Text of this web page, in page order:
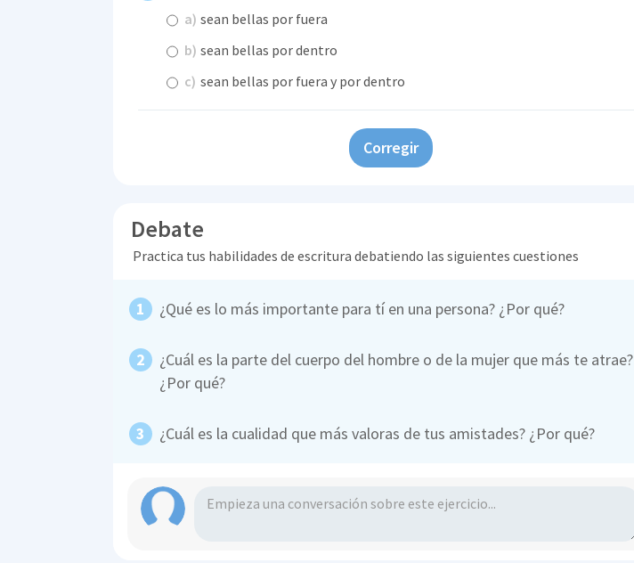
a) sean bellas por fuera
b) sean bellas por dentro
c) sean bellas por fuera y por dentro
Corregir
Debate
Practica tus habilidades de escritura debatiendo las siguientes cuestiones
¿Qué es lo más importante para tí en una persona? ¿Por qué?
¿Cuál es la parte del cuerpo del hombre o de la mujer que más te atrae?
¿Por qué?
¿Cuál es la cualidad que más valoras de tus amistades? ¿Por qué?